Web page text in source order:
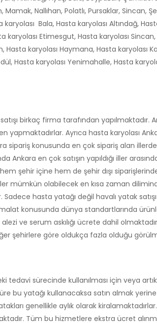
Nallıhan, Polatlı, Pursaklar, Sincan,
karyolası Bala, Hasta karyolası Altındağ,
karyolası Etimesgut, Hasta karyolası
karyolası Haymana, Hasta karyolası
Hasta karyolası Yenimahalle, Hasta
birkaç firma tarafından
yapmaktadırlar. Ayrıca hasta karyolası
sipariş konusunda en çok sipariş alan
Ankara en çok satışın yapıldığı iller
şehir içine hem de şehir dışı
mümkün olabilecek en kısa zaman
hasta yatağı değil havalı yatak
konusunda dünya standartlarında
ve serum askılığı ücrete dahil
şehirlere göre oldukça fazla olduğu
sürecinde kullanılması için veya
bu yatağı kullanacaksa satın almak
genellikle aylık olarak
Tüm bu hizmetlere ekstra ücret